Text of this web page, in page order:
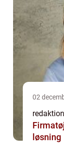
02
løsning